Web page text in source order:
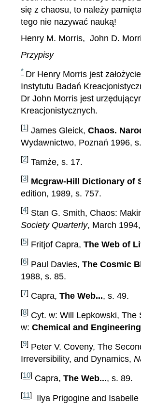
się z chaosu, to należy
tego nie nazywać nauką!
Henry M. Morris, John D.
Przypisy
* Dr Henry Morris jest
Instytutu Badań
Dr John Morris jest
Kreacjonistycznych.
[1] James Gleick,Chaos.
Wydawnictwo, Poznań 1996,
[2] Tamże, s. 17.
[3] Mcgraw-Hill Dictionary of
edition, 1989, s. 757.
[4] Stan G. Smith, Chaos:
Society Quarterly, March
[5] Fritjof Capra,The Web of
[6] Paul Davies,The Cosmic
1988, s. 85.
[7] Capra,The Web..., s. 49.
[8] Cyt. w: Will Lepkowski,
w:Chemical and
[9] Peter V. Coveny, The
Irreversibility, and Dynamics,
[10] Capra,The Web..., s. 89.
[11]
Ilya Prigogine and